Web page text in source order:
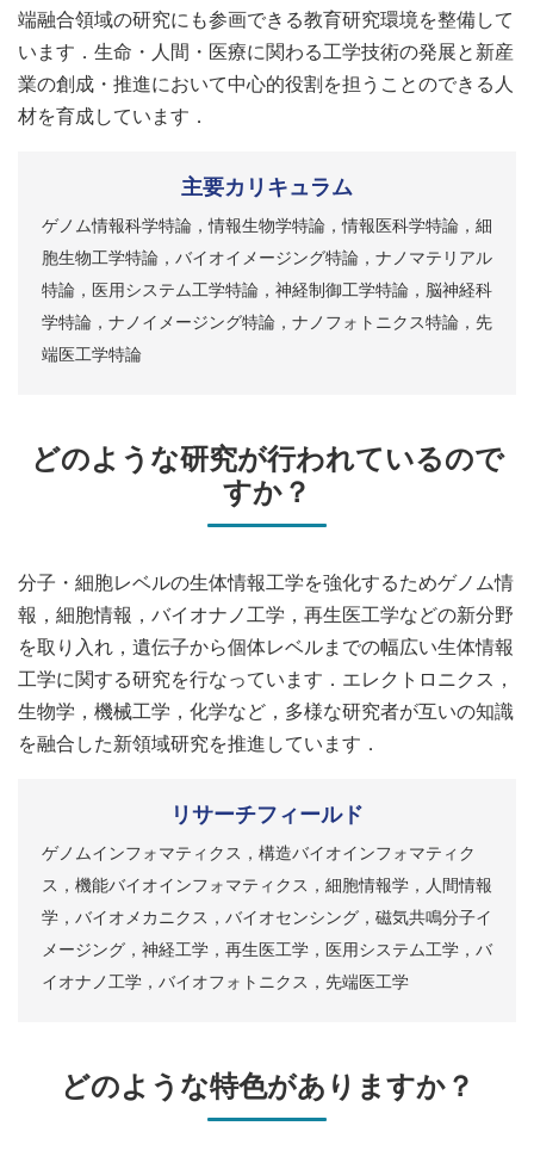
端融合領域の研究にも参画できる教育研究環境を整備して
います．生命・人間・医療に関わる工学技術の発展と新産
業の創成・推進において中心的役割を担うことのできる人
材を育成しています．
主要カリキュラム
ゲノム情報科学特論，情報生物学特論，情報医科学特論，細
胞生物工学特論，バイオイメージング特論，ナノマテリアル
特論，医用システム工学特論，神経制御工学特論，脳神経科
学特論，ナノイメージング特論，ナノフォトニクス特論，先
端医工学特論
どのような研究が行われているので
すか？
分子・細胞レベルの生体情報工学を強化するためゲノム情
報，細胞情報，バイオナノ工学，再生医工学などの新分野
を取り入れ，遺伝子から個体レベルまでの幅広い生体情報
工学に関する研究を行なっています．エレクトロニクス，
生物学，機械工学，化学など，多様な研究者が互いの知識
を融合した新領域研究を推進しています．
リサーチフィールド
ゲノムインフォマティクス，構造バイオインフォマティク
ス，機能バイオインフォマティクス，細胞情報学，人間情報
学，バイオメカニクス，バイオセンシング，磁気共鳴分子イ
メージング，神経工学，再生医工学，医用システム工学，バ
イオナノ工学，バイオフォトニクス，先端医工学
どのような特色がありますか？